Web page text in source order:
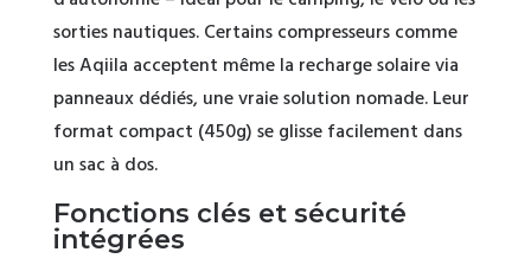
sorties nautiques. Certains compresseurs comme
les Aqiila acceptent même la recharge solaire via
panneaux dédiés, une vraie solution nomade. Leur
format compact (450g) se glisse facilement dans
un sac à dos.
Fonctions clés et sécurité
intégrées